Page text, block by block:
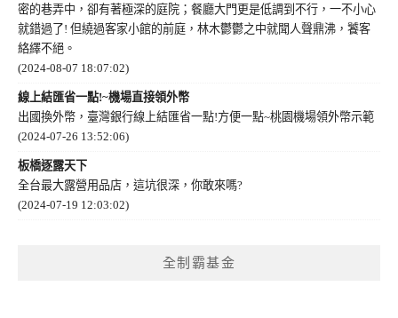
密的巷弄中，卻有著極深的庭院；餐廳大門更是低調到不行，一不小心
就錯過了! 但繞過客家小館的前庭，林木鬱鬱之中就聞人聲鼎沸，饕客
絡繹不絕。
(2024-08-07 18:07:02)
線上結匯省一點!~機場直接領外幣
出國換外幣，臺灣銀行線上結匯省一點!方便一點~桃園機場領外幣示範
(2024-07-26 13:52:06)
板橋逐露天下
全台最大露營用品店，這坑很深，你敢來嗎?
(2024-07-19 12:03:02)
全制霸基金